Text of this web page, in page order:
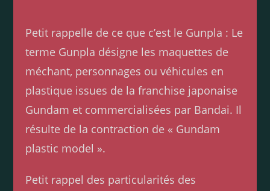
Petit rappelle de ce que c’est le Gunpla : Le
terme Gunpla désigne les maquettes de
méchant, personnages ou véhicules en
plastique issues de la franchise japonaise
Gundam et commercialisées par Bandai. Il
résulte de la contraction de « Gundam
plastic model ».
Petit rappel des particularités des